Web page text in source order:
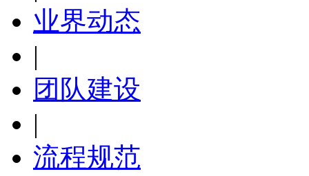
业界动态
|
团队建设
|
流程规范